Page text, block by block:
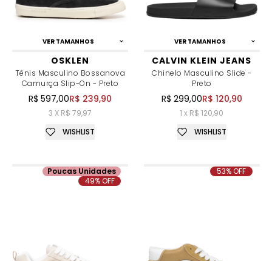
VER TAMANHOS
OSKLEN
Tênis Masculino Bossanova
Camurça Slip-On - Preto
R$ 597,00R$ 239,90
3 X R$ 79,97
WISHLIST
VER TAMANHOS
CALVIN KLEIN JEANS
Chinelo Masculino Slide -
Preto
R$ 299,00R$ 120,90
1 x R$ 120,90
WISHLIST
Poucas Unidades
49% OFF
53% OFF